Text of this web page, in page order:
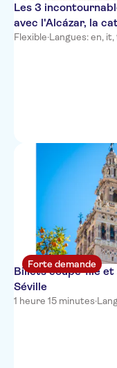
Les 3
avec l'Alcázar, la
fleuve
Flexible·Langues: en, it,
Forte demande
Billets coupe-file
Séville
1 heure 15 minutes·